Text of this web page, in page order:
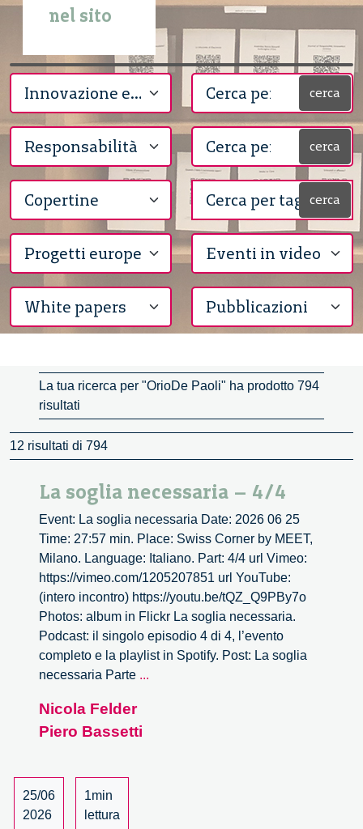
nel sito
cerca
cerca
cerca
La tua ricerca per "OrioDe Paoli" ha prodotto 794
risultati
12 risultati di 794
La soglia necessaria – 4/4
Event: La soglia necessaria Date: 2026 06 25
Time: 27:57 min. Place: Swiss Corner by MEET,
Milano. Language: Italiano. Part: 4/4 url Vimeo:
https://vimeo.com/1205207851 url YouTube:
(intero incontro) https://youtu.be/tQZ_Q9PBy7o
Photos: album in Flickr La soglia necessaria.
Podcast: il singolo episodio 4 di 4, l’evento
completo e la playlist in Spotify. Post: La soglia
necessaria Parte ...
Nicola Felder
Piero Bassetti
25/06
2026
1min
lettura